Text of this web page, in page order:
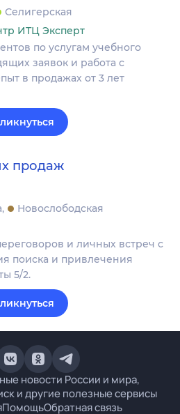
Селигерская
ИТЦ Эксперт
по услугам учебного
заявок и работа с
в продажах от 3 лет
продаж
Новослободская
и личных встреч с
поиска и привлечения
5/2.
новости России и мира,
и другие полезные сервисы
ПомощьОбратная связь